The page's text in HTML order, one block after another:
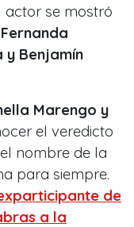
actor se mostró
Fernanda
y Benjamín
Marengo y
el veredicto
nombre de la
para siempre.
de
a la